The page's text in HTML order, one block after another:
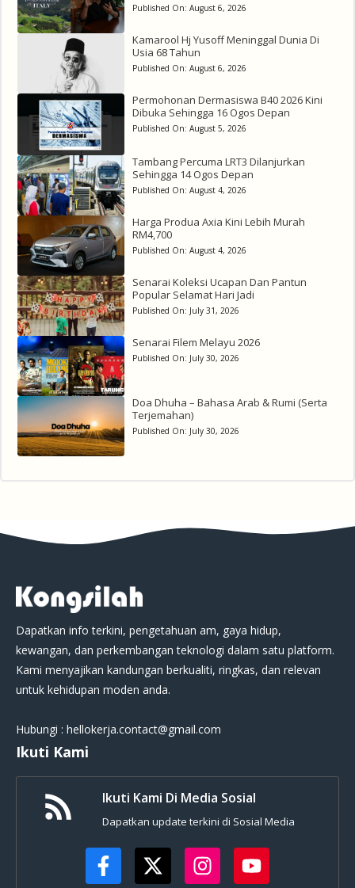
Published On: August 6, 2026
Kamarool Hj Yusoff Meninggal Dunia Di
Usia 68 Tahun
Published On: August 6, 2026
Permohonan Dermasiswa B40 2026 Kini
Dibuka Sehingga 16 Ogos Depan
Published On: August 5, 2026
Tambang Percuma LRT3 Dilanjurkan
Sehingga 14 Ogos Depan
Published On: August 4, 2026
Harga Produa Axia Kini Lebih Murah
RM4,700
Published On: August 4, 2026
Senarai Koleksi Ucapan Dan Pantun
Popular Selamat Hari Jadi
Published On: July 31, 2026
Senarai Filem Melayu 2026
Published On: July 30, 2026
Doa Dhuha – Bahasa Arab & Rumi (Serta
Terjemahan)
Published On: July 30, 2026
Dapatkan info terkini, pengetahuan am, gaya hidup,
kewangan, dan perkembangan teknologi dalam satu platform.
Kami menyajikan kandungan berkualiti, ringkas, dan relevan
untuk kehidupan moden anda.
Hubungi : hellokerja.contact@gmail.com
Ikuti Kami
Ikuti Kami Di Media Sosial
Dapatkan update terkini di Sosial Media